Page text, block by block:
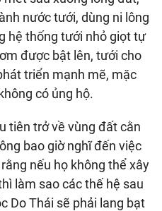
nước tưới, dùng ni lông
hệ thống tưới nhỏ giọt tự
được bật lên, tưới cho
triển mạnh mẽ, mặc
có ủng hộ.
tiên trở về vùng đất cằn
bao giờ nghĩ đến việc
nếu họ không thể xây
làm sao các thế hệ sau
Do Thái sẽ phải lang bạt